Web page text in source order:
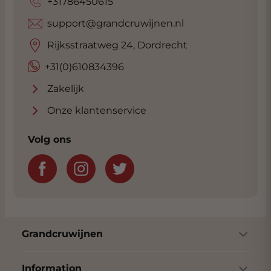
+31(0)610834396
support@grandcruwijnen.nl
Rijksstraatweg 24, Dordrecht
Zakelijk
Onze klantenservice
Volg ons
Grandcruwijnen
Information